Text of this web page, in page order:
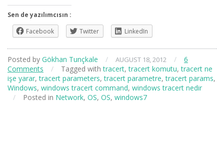
Sen de yazılımcısın :
Facebook
Twitter LinkedIn
Posted by Gökhan Tunçkale / AUGUST 18, 2012 /
6
Comments
/ Tagged with tracert, tracert komutu, tracert ne
işe yarar, tracert parameters, tracert parametre, tracert params,
Windows, windows tracert command, windows tracert nedir
/
Posted in Network, OS, OS, windows7